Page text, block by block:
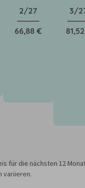
2/27
66,88 €
3/
für die nächsten 12
variieren.